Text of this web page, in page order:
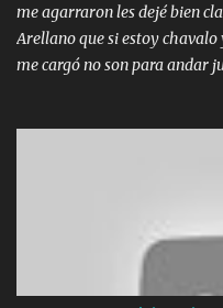
me agarraron les dejé bien
Arellano que si estoy chavalo
me cargó no son para andar
Ando en la colonia bien
fallado para mi compadre
Especial sabe que lo